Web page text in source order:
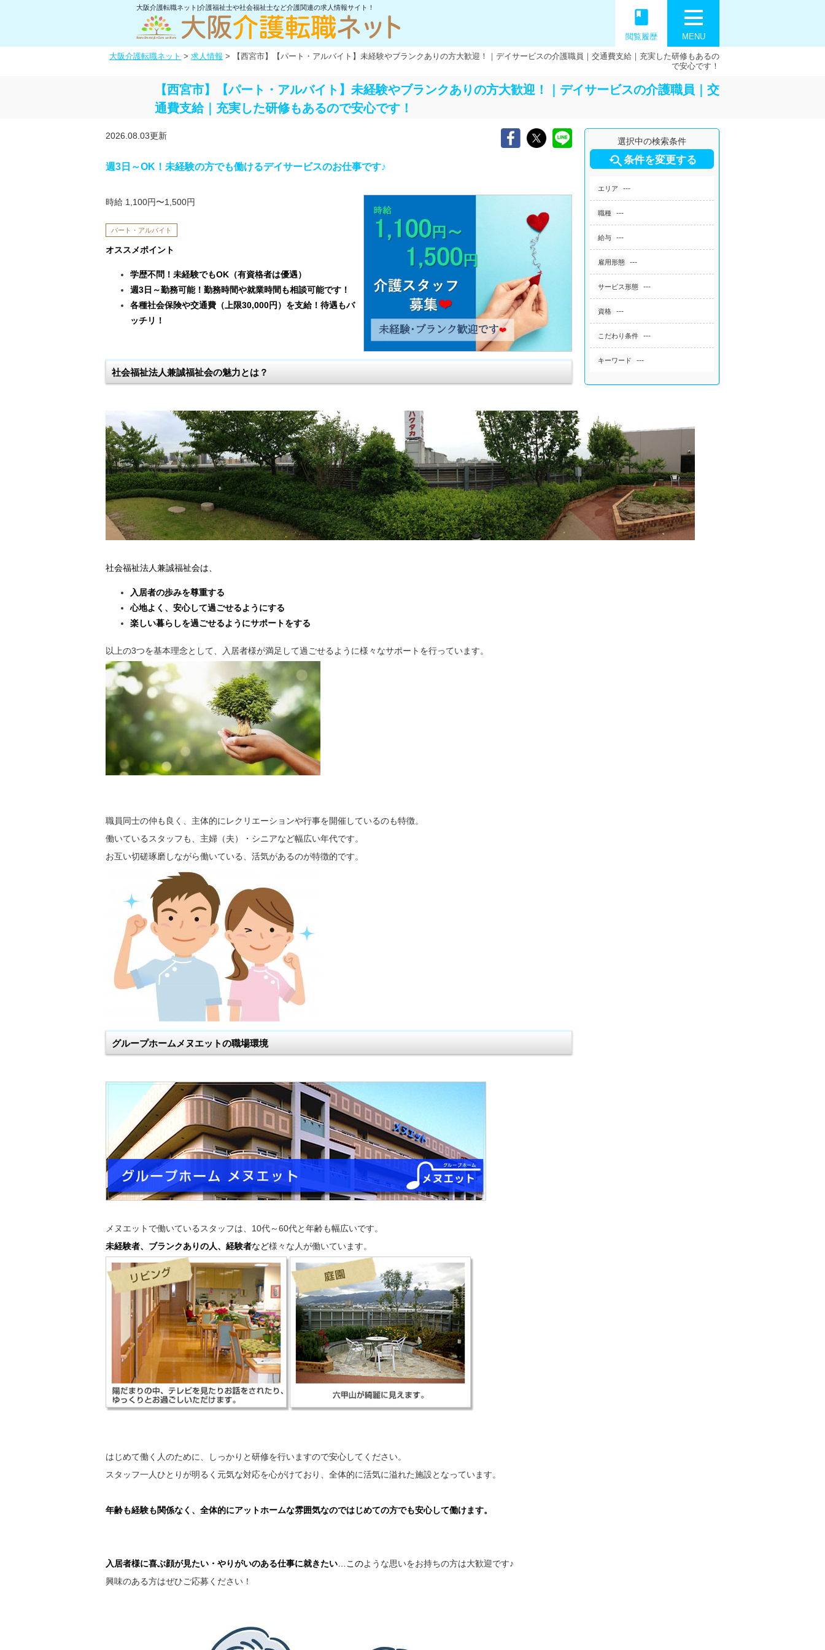
大阪介護転職ネット|介護福祉士や社会福祉士など介護関連の求人情報サイト！
MENU
book
閲覧履歴
大阪介護転職ネット > 求人情報 >
【西宮市】【パート・アルバイト】未経験やブランクありの方大歓迎！｜デイサービスの介護職員｜交通費支給｜充実した研修もあるの
で安心です！
【西宮市】【パート・アルバイト】未経験やブランクありの方大歓迎！｜デイサービスの介護職員｜交
通費支給｜充実した研修もあるので安心です！
選択中の検索条件
条件を変更する
エリア ---
職種 ---
給与 ---
雇用形態 ---
サービス形態 ---
資格 ---
こだわり条件 ---
キーワード ---
2026.08.03更新
週3日～OK！未経験の方でも働けるデイサービスのお仕事です♪
時給 1,100円〜1,500円
パート・アルバイト
オススメポイント
学歴不問！未経験でもOK（有資格者は優遇）
週3日～勤務可能！勤務時間や就業時間も相談可能です！
各種社会保険や交通費（上限30,000円）を支給！待遇もバ
ッチリ！
社会福祉法人兼誠福祉会の魅力とは？
社会福祉法人兼誠福祉会は、
入居者の歩みを尊重する
心地よく、安心して過ごせるようにする
楽しい暮らしを過ごせるようにサポートをする
以上の3つを基本理念として、入居者様が満足して過ごせるように様々なサポートを行っています。
職員同士の仲も良く、主体的にレクリエーションや行事を開催しているのも特徴。
働いているスタッフも、主婦（夫）・シニアなど幅広い年代です。
お互い切磋琢磨しながら働いている、活気があるのが特徴的です。
グループホームメヌエットの職場環境
メヌエットで働いているスタッフは、10代～60代と年齢も幅広いです。
未経験者、ブランクありの人、経験者など様々な人が働いています。
はじめて働く人のために、しっかりと研修を行いますので安心してください。
スタッフ一人ひとりが明るく元気な対応を心がけており、全体的に活気に溢れた施設となっています。
年齢も経験も関係なく、全体的にアットホームな雰囲気なのではじめての方でも安心して働けます。
入居者様に喜ぶ顔が見たい・やりがいのある仕事に就きたい …このような思いをお持ちの方は大歓迎です♪
興味のある方はぜひご応募ください！